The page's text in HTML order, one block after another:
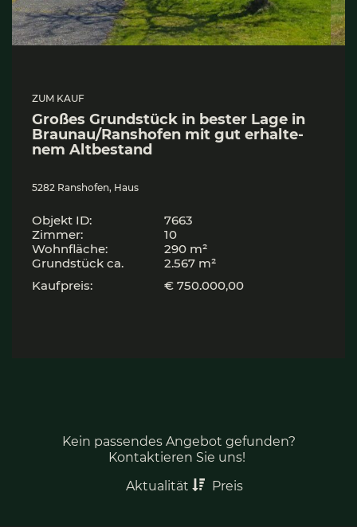
ZUM KAUF
Gro­ßes Grund­stück in bes­ter Lage in
Braunau/Ranshofen mit gut erhal­te­
nem Alt­be­stand
5282 Ranshofen, Haus
Objekt ID:
7663
Zimmer:
10
Wohnfläche:
290 m²
Grund­stück ca.
2.567 m²
Kaufpreis:
€ 750.000,00
Kein passendes Angebot gefunden?
Kontaktieren Sie uns!
Aktualität
Preis